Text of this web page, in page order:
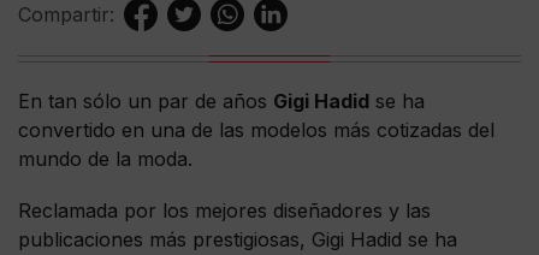
Compartir:
En tan sólo un par de años Gigi Hadid se ha
convertido en una de las modelos más cotizadas del
mundo de la moda.
Reclamada por los mejores diseñadores y las
publicaciones más prestigiosas, Gigi Hadid se ha